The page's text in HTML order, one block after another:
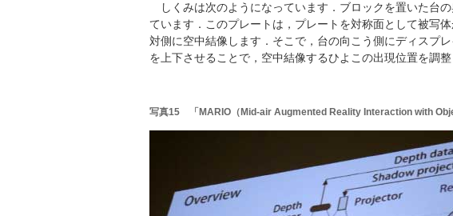
しくみは次のようになっています．ブロックを置いた台
ています．このプレートは，プレートを対称面として被写
対側に空中結像します．そこで，台の向こう側にディスプ
を上下させることで，空中結像するひよこの出現位置を調整
写真15 「MARIO（Mid-air Augmented Reality Interaction with